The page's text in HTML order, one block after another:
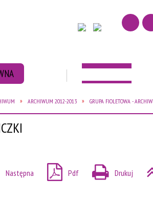
ZBIÓRKA NAKRĘTEK
ARCHIWUM 2012-2013 GRUPA FIOLETOWA -
Następna Pdf Drukuj